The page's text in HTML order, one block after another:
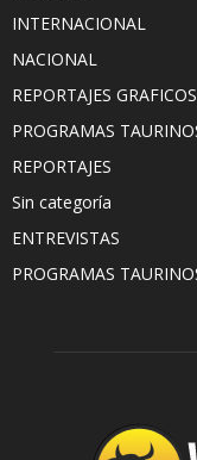
INTERNACIONAL
NACIONAL
REPORTAJES GRAFICOS
PROGRAMAS
REPORTAJES
Sin categoría
ENTREVISTAS
PROGRAMAS